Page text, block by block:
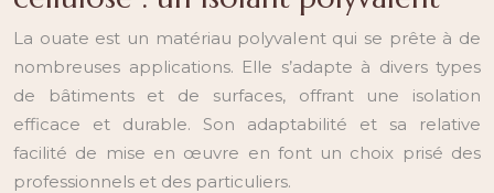
La ouate est un matériau polyvalent qui se prête à de
nombreuses applications. Elle s’adapte à divers types
de bâtiments et de surfaces, offrant une isolation
efficace et durable. Son adaptabilité et sa relative
facilité de mise en œuvre en font un choix prisé des
professionnels et des particuliers.